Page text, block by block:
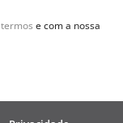
termos e com a nossa